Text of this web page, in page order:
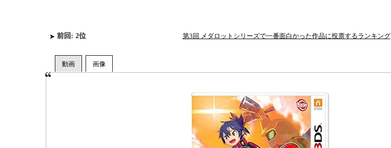
前回: 2位 第3回 メダロットシリーズで一番面白かった作品に投票するランキング